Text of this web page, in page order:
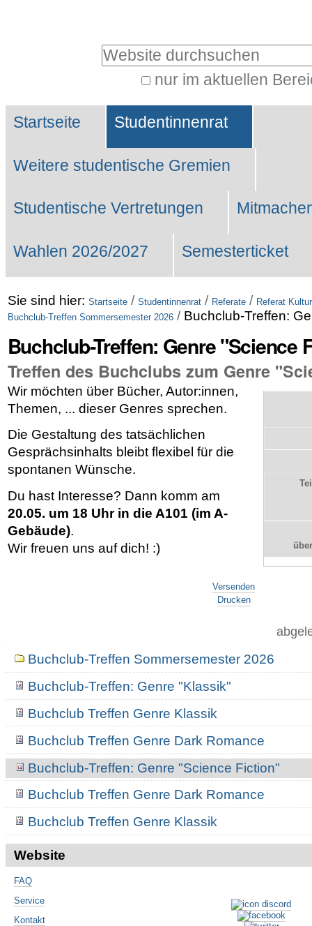
Website durchsuchen
nur im aktuellen
Suche…
Sektionen
Startseite Studentinnenrat
Weitere studentische Gremien
Studentische Vertretungen
Wahlen 2026/2027 Semesterticket
Sie sind hier: Startseite / Studentinnenrat / Referate / Referat Kultur
Buchclub-Treffen Sommersemester 2026 / Buchclub-Treffen:
Buchclub-Treffen: Genre "Science
Treffen des Buchclubs zum Genre
Wir möchten über Bücher, Autor:innen,
Themen, ... dieser Genres sprechen.
Die Gestaltung des tatsächlichen
Gesprächsinhalts bleibt flexibel für die
spontanen Wünsche.
Du hast Interesse? Dann komm am
20.05. um 18 Uhr in die A101 (im A-
Gebäude).
Wir freuen uns auf dich! :)
Versenden
Drucken
NavigationBuchclub-Treffen Sommersemester 2026
Buchclub-Treffen: Genre "Klassik"
Buchclub Treffen Genre Klassik
Buchclub Treffen Genre Dark Romance
Buchclub-Treffen: Genre "Science Fiction"
Buchclub Treffen Genre Dark Romance
Buchclub Treffen Genre Klassik
Website
FAQ
Service
Kontakt